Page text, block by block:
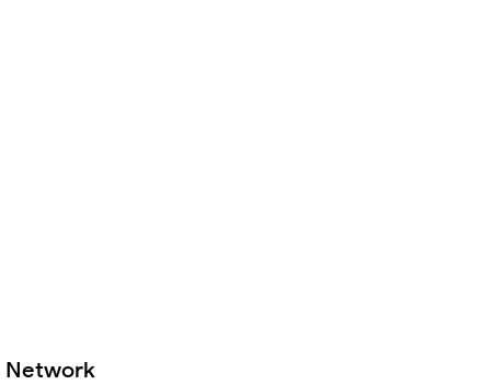
Network